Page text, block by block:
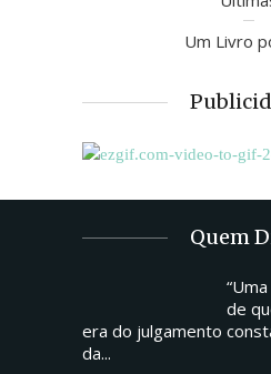
Um Livro
Quem
de
era do julgamento
da...